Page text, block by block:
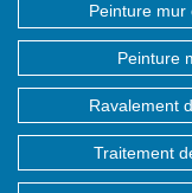
Peinture mur
Peinture
Ravalement
Traitement